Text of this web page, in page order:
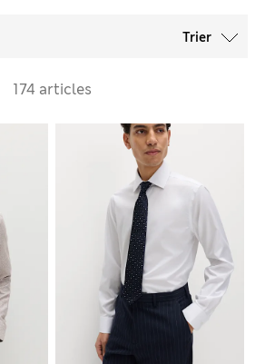
Trier
174 articles